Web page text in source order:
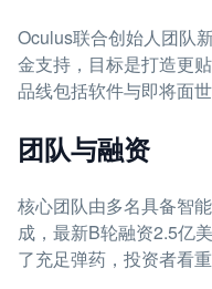
Oculus联合创始人团队
金支持，目标是打造更
品线包括软件与即将面
团队与融资
核心团队由多名具备智
成，最新B轮融资2.5亿
了充足弹药，投资者看